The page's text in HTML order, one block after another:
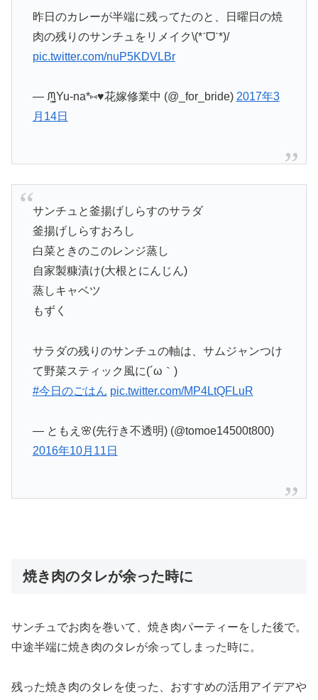
昨日のカレーが半端に残ってたのと、日曜日の焼
肉の残りのサンチュをリメイク\(*ˊᗜˋ*)/
pic.twitter.com/nuP5KDVLBr
— ᙏ̤̫͚Yu-na*⑅♥︎花嫁修業中 (@_for_bride) 2017年3
月14日
サンチュと釜揚げしらすのサラダ
釜揚げしらすおろし
白菜ときのこのレンジ蒸し
自家製糠漬け(大根とにんじん)
蒸しキャベツ
もずく
サラダの残りのサンチュの軸は、サムジャンつけ
て野菜スティック風に(´ω｀)
#今日のごはん pic.twitter.com/MP4LtQFLuR
— ともえ🌸(先行き不透明) (@tomoe14500t800)
2016年10月11日
焼き肉のタレが余った時に
サンチュでお肉を巻いて、焼き肉パーティーをした後で。
中途半端に焼き肉のタレが余ってしまった時に。
残った焼き肉のタレを使った、おすすめの活用アイデアや